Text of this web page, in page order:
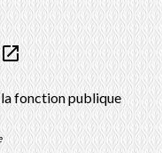
open_in_new
la fonction publique